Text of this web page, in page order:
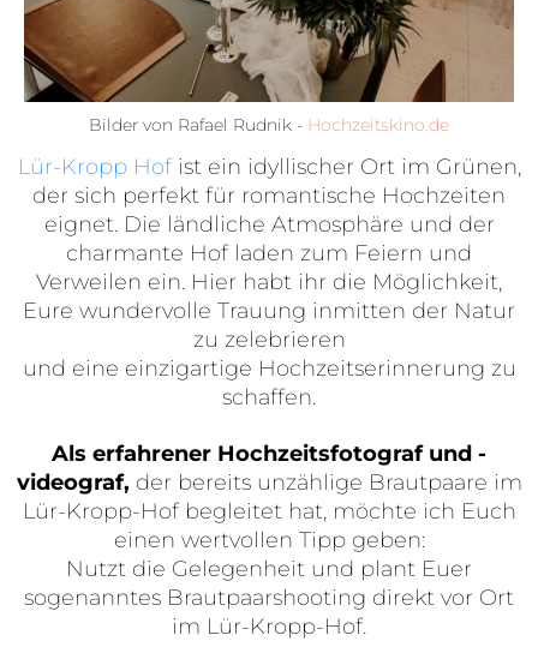
Bilder von Rafael Rudnik - Hochzeitskino.de
Lür-Kropp Hofist ein idyllischer Ort im Grünen,
der sich perfekt für romantische Hochzeiten
eignet. Die ländliche Atmosphäre und der
charmante Hof laden zum Feiern und
Verweilen ein. Hier habt ihr die Möglichkeit,
Eure wundervolle Trauung inmitten der Natur
zu zelebrieren
und eine einzigartige Hochzeitserinnerung zu
schaffen.
Als erfahrener Hochzeitsfotograf und -
videograf, der bereits unzählige Brautpaare im
Lür-Kropp-Hof begleitet hat, möchte ich Euch
einen wertvollen Tipp geben:
Nutzt die Gelegenheit und plant Euer
sogenanntes Brautpaarshooting direkt vor Ort
im Lür-Kropp-Hof.